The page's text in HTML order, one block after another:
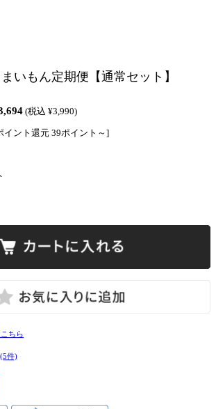
いもん定期便【通常セット】
(税込 ¥3,990)
イント還元 39ポイント～]
ちら
(5件)